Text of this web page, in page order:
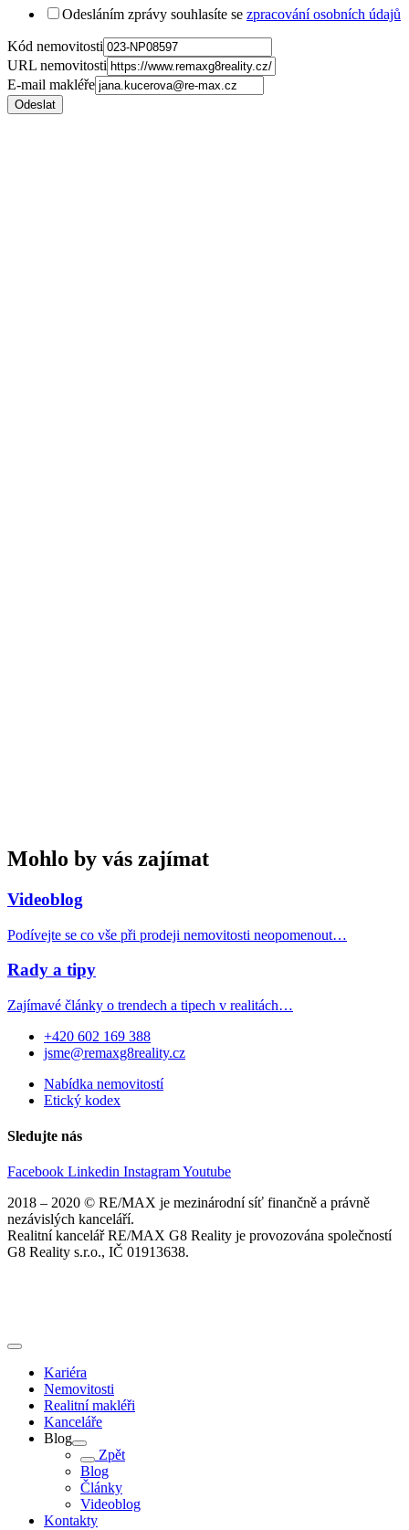
Odesláním zprávy souhlasíte se zpracování osobních údajů
Kód nemovitosti
URL nemovitosti
E-mail makléře
Odeslat
Mohlo by vás zajímat
Videoblog
Podívejte se co vše při prodeji nemovitosti neopomenout…
Rady a tipy
Zajímavé články o trendech a tipech v realitách…
+420 602 169 388
jsme@remaxg8reality.cz
Nabídka nemovitostí
Etický kodex
Sledujte nás
Facebook Linkedin InstagramYoutube
2018 – 2020 © RE/MAX je mezinárodní síť finančně a právně
nezávislých kanceláří.
Realitní kancelář RE/MAX G8 Reality je provozována společností
G8 Reality s.r.o., IČ 01913638.
Kariéra
Nemovitosti
Realitní makléři
Kanceláře
Blog
Zpět
Blog
Články
Videoblog
Kontakty